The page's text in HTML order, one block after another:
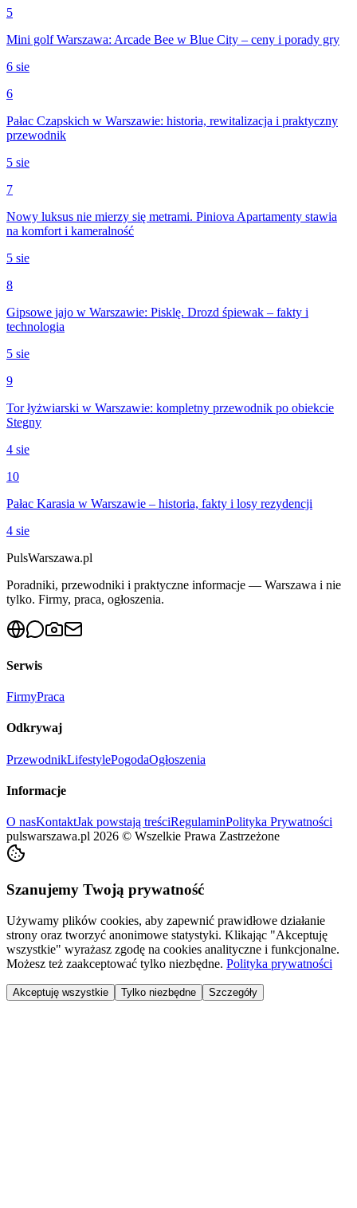
5
Mini golf Warszawa: Arcade Bee w Blue City – ceny i porady gry
6 sie
6
Pałac Czapskich w Warszawie: historia, rewitalizacja i praktyczny
przewodnik
5 sie
7
Nowy luksus nie mierzy się metrami. Piniova Apartamenty stawia
na komfort i kameralność
5 sie
8
Gipsowe jajo w Warszawie: Pisklę. Drozd śpiewak – fakty i
technologia
5 sie
9
Tor łyżwiarski w Warszawie: kompletny przewodnik po obiekcie
Stegny
4 sie
10
Pałac Karasia w Warszawie – historia, fakty i losy rezydencji
4 sie
PulsWarszawa.pl
Poradniki, przewodniki i praktyczne informacje — Warszawa i nie
tylko. Firmy, praca, ogłoszenia.
Serwis
FirmyPraca
Odkrywaj
PrzewodnikLifestylePogodaOgłoszenia
Informacje
O nasKontaktJak powstają treściRegulaminPolityka Prywatności
pulswarszawa.pl 2026 © Wszelkie Prawa Zastrzeżone
Szanujemy Twoją prywatność
Używamy plików cookies, aby zapewnić prawidłowe działanie
strony oraz tworzyć anonimowe statystyki. Klikając "Akceptuję
wszystkie" wyrażasz zgodę na cookies analityczne i funkcjonalne.
Możesz też zaakceptować tylko niezbędne. Polityka prywatności
Akceptuję wszystkie Tylko niezbędne Szczegóły